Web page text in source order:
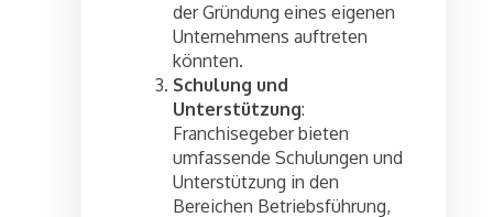
der Gründung eines eigenen
Unternehmens auftreten
könnten.
Schulung und
Unterstützung:
Franchisegeber bieten
umfassende Schulungen und
Unterstützung in den
Bereichen Betriebsführung,